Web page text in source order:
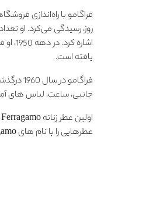
فراگامو با راه‌اندازی
روز، رسیدگی می‌کرد. او
یافته است.
جانبی، ساعت، لباس های
عطرهایی را با نام های Ferragamo و Incanto منتشر می کند.